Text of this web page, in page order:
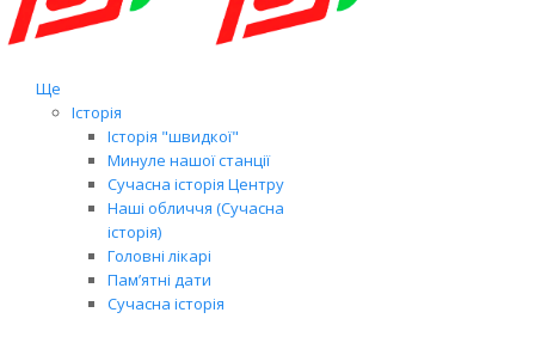
Ще
Історія
Історія "швидкої"
Минуле нашої станції
Сучасна історія Центру
Наші обличчя (Сучасна
історія)
Головні лікарі
Пам’ятні дати
Сучасна історія